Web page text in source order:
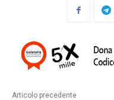
We have a curated list
Your Profile
We have a curated list
Your Profile
Articolo precedente